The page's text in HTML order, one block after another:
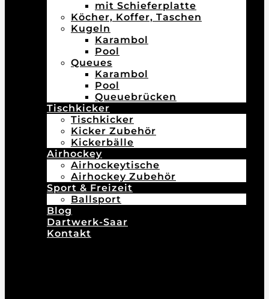
mit Schieferplatte
Köcher, Koffer, Taschen
Kugeln
Karambol
Pool
Queues
Karambol
Pool
Queuebrücken
Tischkicker
Tischkicker
Kicker Zubehör
Kickerbälle
Airhockey
Airhockeytische
Airhockey Zubehör
Sport & Freizeit
Ballsport
Blog
Dartwerk-Saar
Kontakt